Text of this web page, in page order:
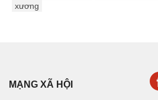
xương
MẠNG XÃ HỘI